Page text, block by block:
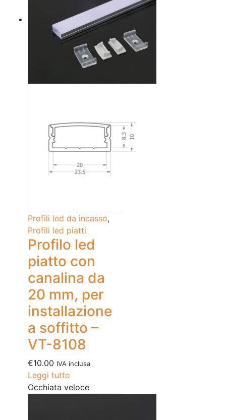
Profili led da incasso,
Profili led piatti
Profilo led
piatto con
canalina da
20 mm, per
installazione
a soffitto –
VT-8108
€10.00 IVA inclusa
Leggi tutto
Occhiata veloce